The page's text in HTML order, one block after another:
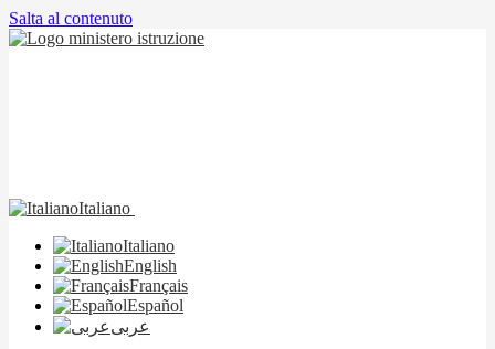
Salta al contenuto
Italiano
Italiano
English
Français
Español
عربى